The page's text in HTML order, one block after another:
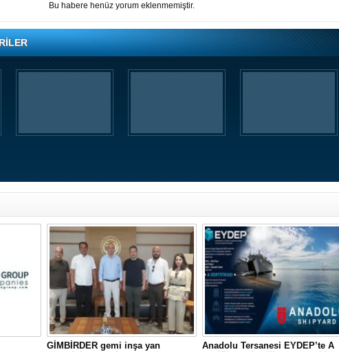
Bu habere henüz yorum eklenmemiştir.
GİMBİRDER gemi inşa yan
Anadolu Tersanesi EYDEP’te A